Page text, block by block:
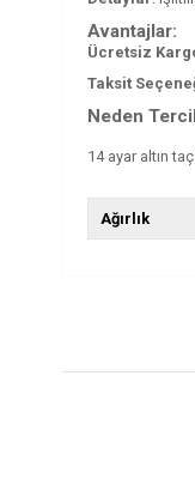
Avantajlar:
Ücretsiz
Taksit
Neden
14 ayar altın
Ağırlık